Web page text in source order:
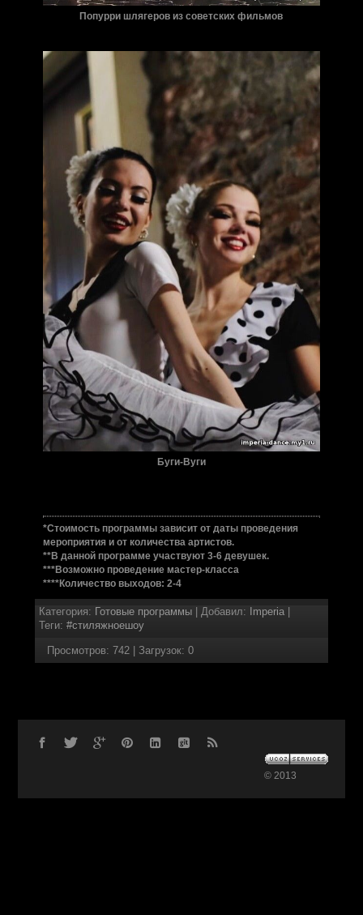
Попурри шлягеров из советских фильмов
Буги-Вуги
*Стоимость программы зависит от даты проведения
мероприятия и от количества артистов.
**В данной программе участвуют 3-6 девушек.
***Возможно проведение мастер-класса
****Количество выходов: 2-4
Категория: Готовые программы| Добавил: Imperia|
Теги: #стиляжноешоу
Просмотров: 742| Загрузок: 0
© 2013